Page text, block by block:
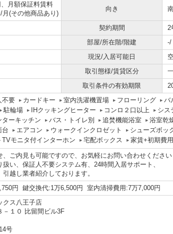
月額保証料賃料
(その他商品あり)
向き
契約期間
2
部屋/所在階/階建
-/
現況/入居可能日
取引態様/賃貸区分
取引条件の有効期限
不要 カードキー 室内洗濯機置場 フローリング
バ
駐輪場 IHクッキングヒーター コンロ２口以上
シス
ターキッチン バス・トイレ別 追焚機能浴室
浴室乾
台 エアコン ウォークインクロゼット
シューズボッ
TVモニタ付インターホン 宅配ボックス 家賃+初期費
、ご内見も可能ですので、お気軽にお問い合わせくださ
い、保証人不要システム有、24時間入居サポート、
越し業者紹介しております。
円 鍵交換代:1万6,500円 室内清掃費用:7万7,000円
ス八王子店
－１０ 比留間ビル3F
号